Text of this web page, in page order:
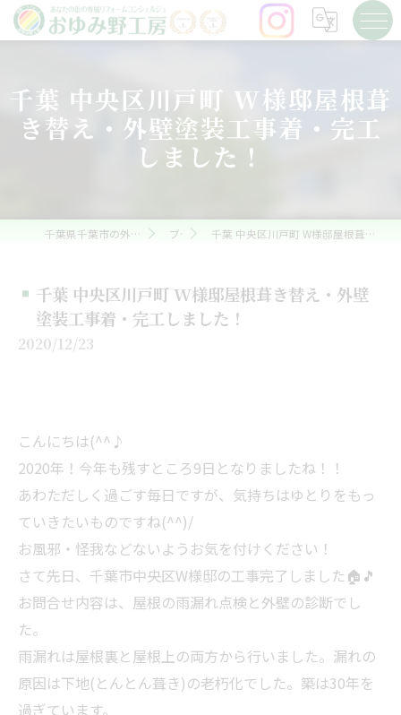
千葉 中央区川戸町 W様邸屋根葺
き替え・外壁塗装工事着・完工
しました！
千葉県千葉市の外壁塗装ならおゆみ野工房 ブログ 千葉 中央区川戸町 W様邸屋根葺き替え・外壁塗装工事着・完工しました！
千葉 中央区川戸町 W様邸屋根葺き替え・外壁
塗装工事着・完工しました！
2020/12/23
こんにちは(^^♪
2020年！今年も残すところ9日となりましたね！！
あわただしく過ごす毎日ですが、気持ちはゆとりをもっ
ていきたいものですね(^^)/
お風邪・怪我などないようお気を付けください！
さて先日、千葉市中央区W様邸の工事完了しました🏠🎵
お問合せ内容は、屋根の雨漏れ点検と外壁の診断でし
た。
雨漏れは屋根裏と屋根上の両方から行いました。漏れの
原因は下地(とんとん葺き)の老朽化でした。築は30年を
過ぎています。